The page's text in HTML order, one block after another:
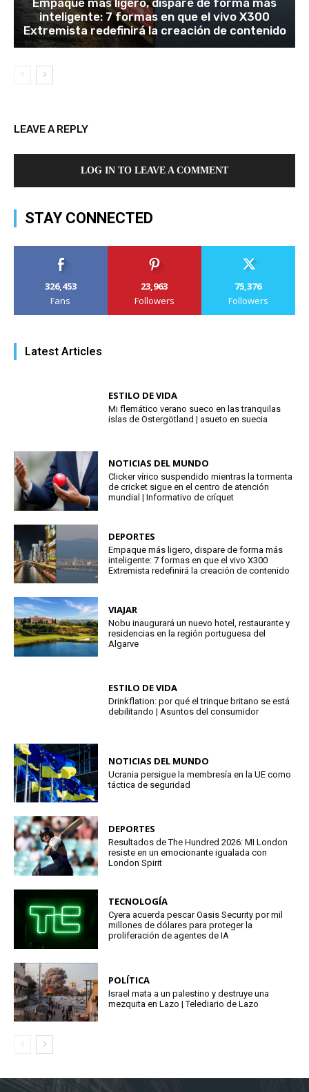
Empaque más ligero, dispare de forma más
inteligente: 7 formas en que el vivo X300
Extremista redefinirá la creación de contenido
LEAVE A REPLY
LOG IN TO LEAVE A COMMENT
STAY CONNECTED
326,453
Fans
23,963
Followers
75,376
Followers
Latest Articles
ESTILO DE VIDA
Mi flemático verano sueco en las tranquilas
islas de Östergötland | asueto en suecia
NOTICIAS DEL MUNDO
Clicker vírico suspendido mientras la tormenta
de cricket sigue en el centro de atención
mundial | Informativo de críquet
DEPORTES
Empaque más ligero, dispare de forma más
inteligente: 7 formas en que el vivo X300
Extremista redefinirá la creación de contenido
VIAJAR
Nobu inaugurará un nuevo hotel, restaurante y
residencias en la región portuguesa del
Algarve
ESTILO DE VIDA
Drinkflation: por qué el trinque britano se está
debilitando | Asuntos del consumidor
NOTICIAS DEL MUNDO
Ucrania persigue la membresía en la UE como
táctica de seguridad
DEPORTES
Resultados de The Hundred 2026: MI London
resiste en un emocionante igualada con
London Spirit
TECNOLOGÍA
Cyera acuerda pescar Oasis Security por mil
millones de dólares para proteger la
proliferación de agentes de IA
POLÍTICA
Israel mata a un palestino y destruye una
mezquita en Lazo | Telediario de Lazo